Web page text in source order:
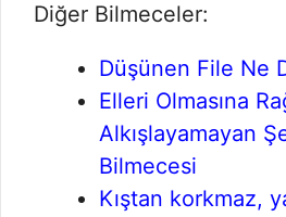
Diğer Bilmeceler:
Düşünen File Ne
Elleri Olmasına
Alkışlayamayan
Bilmecesi
Kıştan korkmaz,